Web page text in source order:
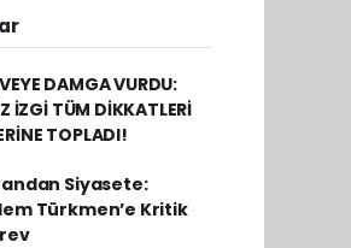
DAMGA VURDU:
İZGİ TÜM DİKKATLERİ
TOPLADI!
Siyasete:
Türkmen’e Kritik